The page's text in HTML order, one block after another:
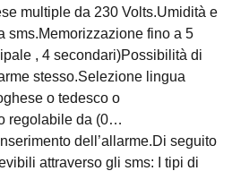
multiple da 230 Volts.Umidità e
sms.Memorizzazione fino a 5
, 4 secondari)Possibilità di
stesso.Selezione lingua
o tedesco o
regolabile da (0…
dell’allarme.Di seguito
attraverso gli sms: I tipi di